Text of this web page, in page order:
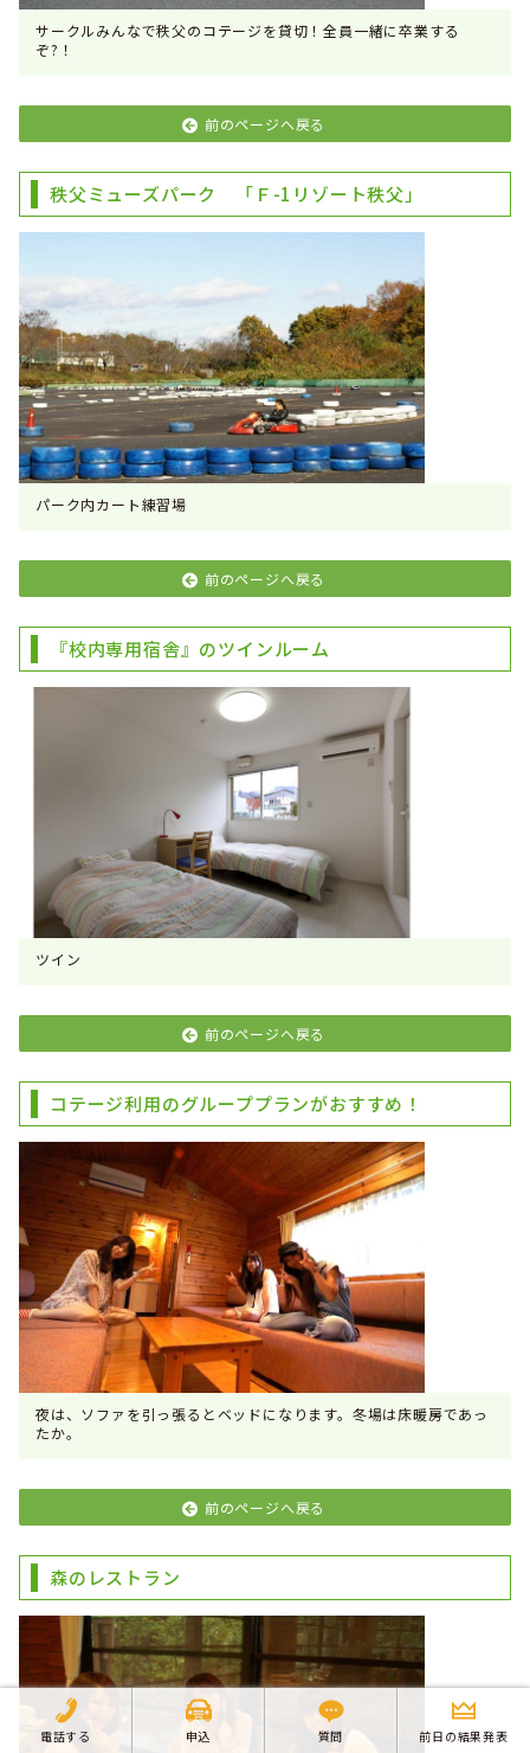
サークルみんなで秩父のコテージを貸切！全員一緒に卒業する
ぞ?！
前のページへ戻る
秩父ミューズパーク 「Ｆ-1リゾート秩父」
パーク内カート練習場
前のページへ戻る
『校内専用宿舎』のツインルーム
ツイン
前のページへ戻る
コテージ利用のグループプランがおすすめ！
夜は、ソファを引っ張るとベッドになります。冬場は床暖房であっ
たか。
前のページへ戻る
森のレストラン
電話する 申込 質問 前日の結果発表